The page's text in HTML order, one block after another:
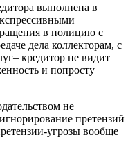
выполнена в
в полицию с
дела коллекторам, с
кредитор не видит
и попросту
не
претензий
угрозы вообще